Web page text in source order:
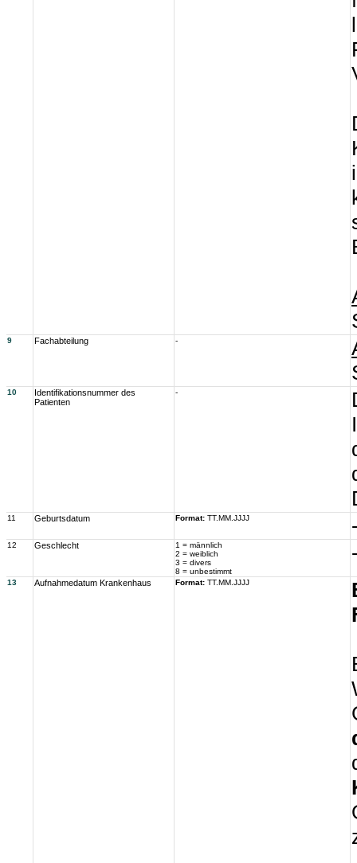
9 Fachabteilung -
10
Identifikationsnummer des
Patienten
-
11 Geburtsdatum Format: TT.MM.JJJJ
12 Geschlecht
1 = männlich
2 = weiblich
3 = divers
8 = unbestimmt
13 Aufnahmedatum Krankenhaus Format: TT.MM.JJJJ